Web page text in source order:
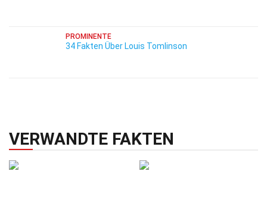
PROMINENTE
34 Fakten Über Louis Tomlinson
VERWANDTE FAKTEN